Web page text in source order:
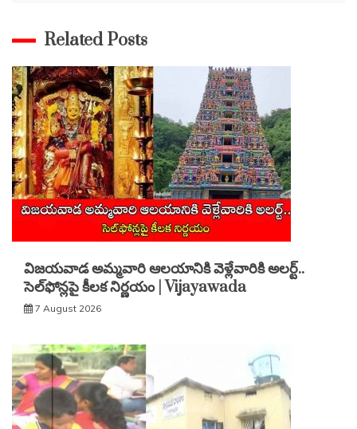
Related Posts
విజయవాడ అమ్మవారి ఆలయానికి వెళ్లేవారికి అలర్ట్..
సెల్‌ఫోన్లపై కీలక నిర్ణయం | Vijayawada
7 August 2026